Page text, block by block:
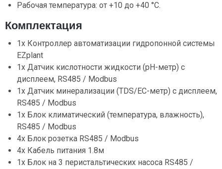
Рабочая температура: от +10 до +40 °С.
Комплектация
1x Контроллер автоматизации гидропонной системы
EZplant
1x Датчик кислотности жидкости (pH-метр) с
дисплеем, RS485 / Modbus
1x Датчик минерализации (TDS/EC-метр) с дисплеем,
RS485 / Modbus
1x Блок климатический (температура, влажность),
RS485 / Modbus
4x Блок розетка RS485 / Modbus
4x Кабель питания 1.8м
1x Блок на 3 перистальтических насоса RS485 /